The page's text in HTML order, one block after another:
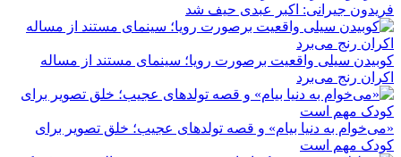
فریدون جیرانی: اکبر عبدی حیف شد
کوبیدن سیلی واقعیت برصورت رویا؛ سینمای مستند از مساله
اکران رنج می‌برد
«می‌خوام به دنیا بیام» و قصه تولدهای عجیب؛ خلق تصویر برای
کودک مهم است